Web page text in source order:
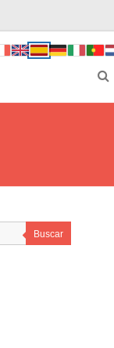
Buscar